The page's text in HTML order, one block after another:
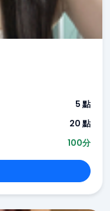
5 點
20 點
100分